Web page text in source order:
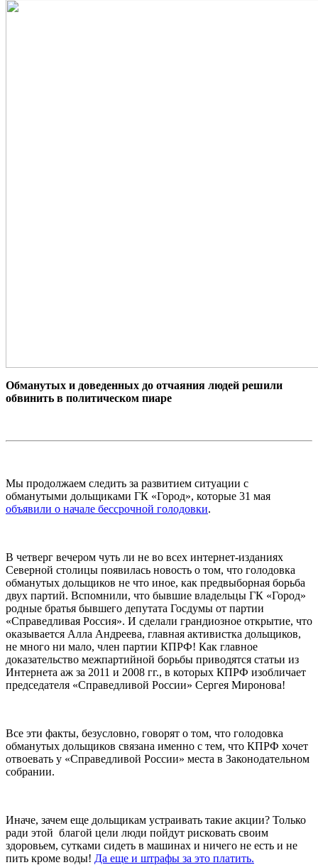
Обманутых и доведенных до отчаяния людей решили
обвинить в политическом пиаре
Мы продолжаем следить за развитием ситуации с
обманутыми дольщиками ГК «Город», которые 31 мая
объявили о начале бессрочной голодовки.
В четверг вечером чуть ли не во всех интернет-изданиях
Северной столицы появилась новость о том, что голодовка
обманутых дольщиков не что иное, как предвыборная борьба
двух партий. Вспомнили, что бывшие владельцы ГК «Город»
родные братья бывшего депутата Госдумы от партии
«Справедливая Россия». И сделали грандиозное открытие, что
оказывается Алла Андреева, главная активистка дольщиков,
не много ни мало, член партии КПРФ! Как главное
доказательство межпартийной борьбы приводятся статьи из
Интернета аж за 2011 и 2008 гг., в которых КПРФ изобличает
председателя «Справедливой России» Сергея Миронова!
Все эти факты, безусловно, говорят о том, что голодовка
обманутых дольщиков связана именно с тем, что КПРФ хочет
отвоевать у «Справедливой России» места в Законодательном
собрании.
Иначе, зачем еще дольщикам устраивать такие акции? Только
ради этой благой цели люди пойдут рисковать своим
здоровьем, сутками сидеть в машинах и ничего не есть и не
пить кроме воды! Да еще и штрафы за это платить.